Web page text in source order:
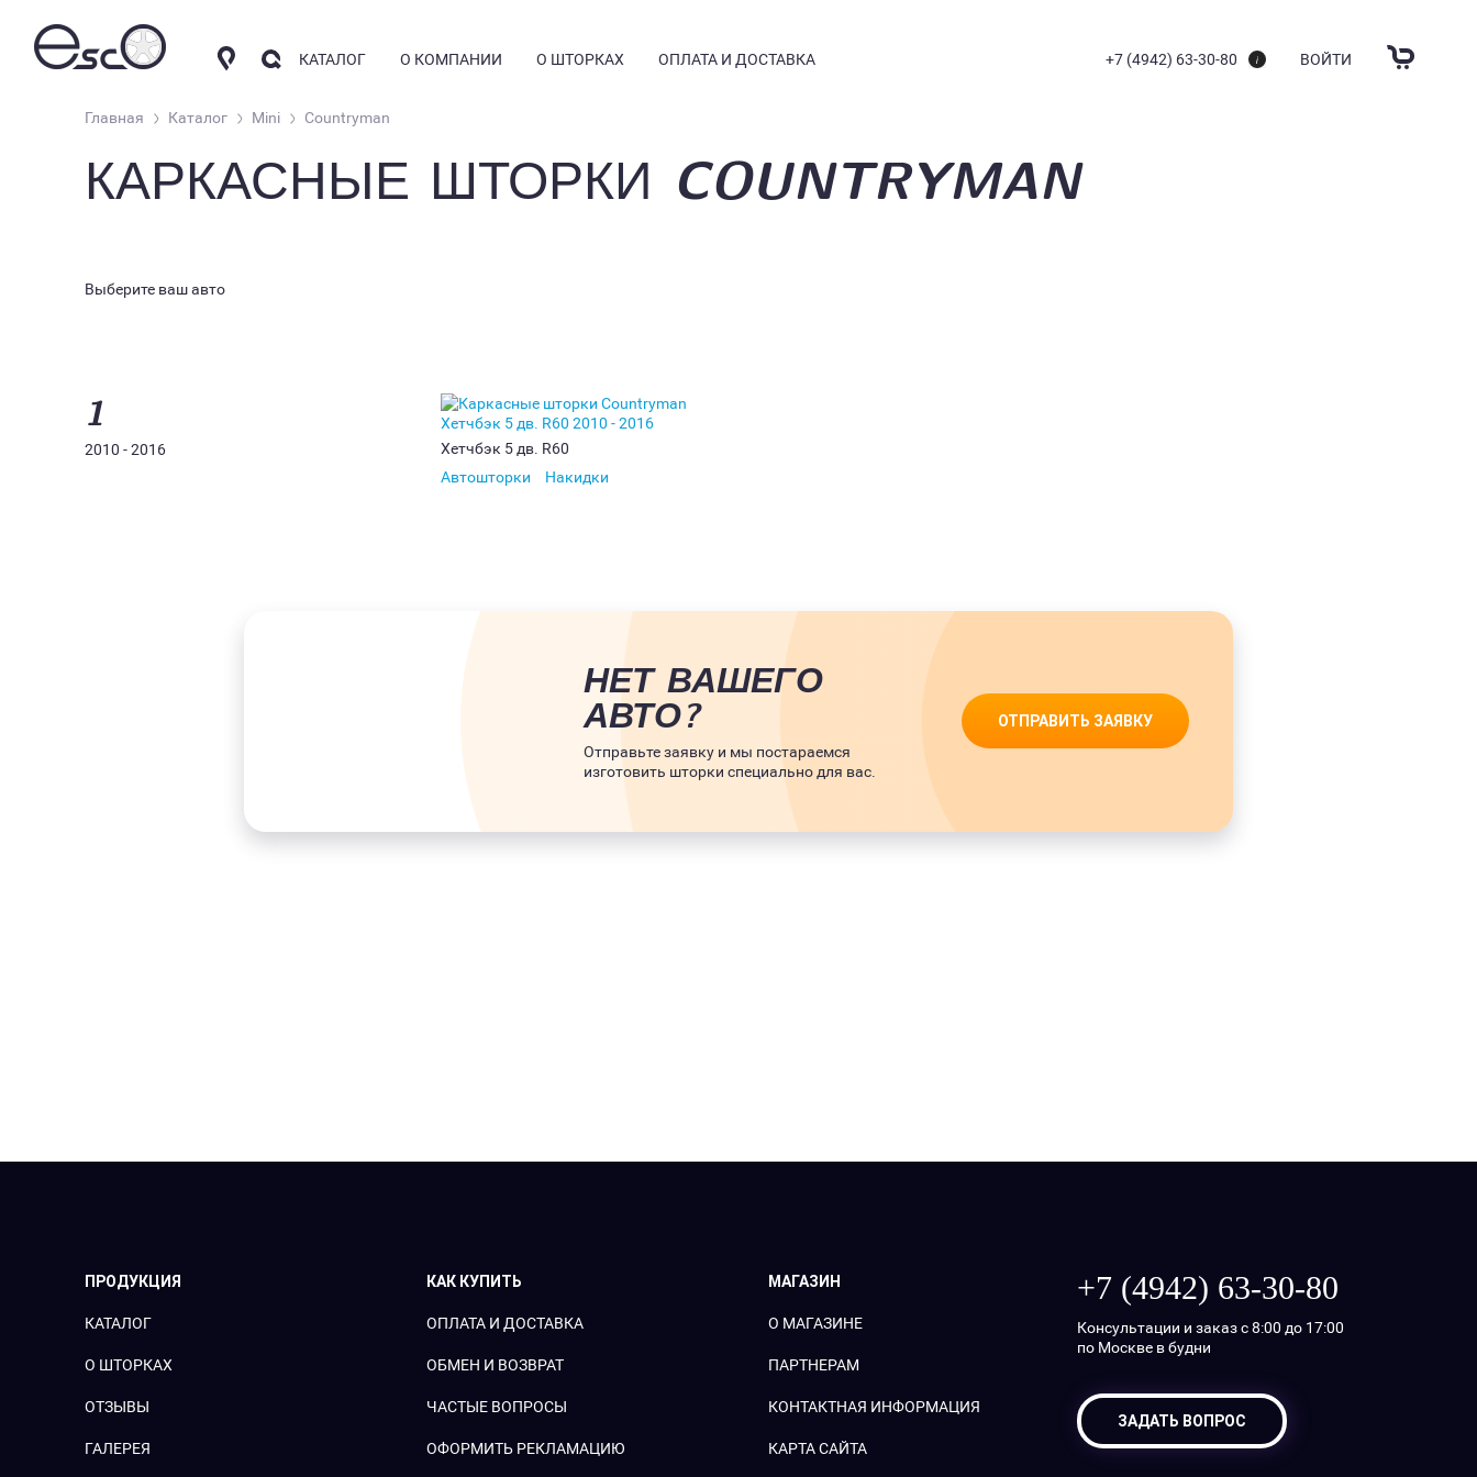
КАТАЛОГ О КОМПАНИИ О ШТОРКАХ
КОНСТРУКЦИЯ
БЛОГ
ОПЛАТА И ДОСТАВКА +7 (4942) 63-30-80 ВОЙТИ
Главная Каталог Mini Countryman
КАРКАСНЫЕ ШТОРКИ COUNTRYMAN
Выберите ваш авто
1
2010 - 2016
Хетчбэк 5 дв. R60
Автошторки
Накидки
НЕТ ВАШЕГО
АВТО?
Отправьте заявку и мы постараемся
изготовить шторки специально для вас.
ОТПРАВИТЬ ЗАЯВКУ
АВТОШТОРКИ
ПРОДУКЦИЯ
КАТАЛОГ
О ШТОРКАХ
ОТЗЫВЫ
ГАЛЕРЕЯ
КАК КУПИТЬ
ОПЛАТА И ДОСТАВКА
ОБМЕН И ВОЗВРАТ
ЧАСТЫЕ ВОПРОСЫ
ОФОРМИТЬ РЕКЛАМАЦИЮ
МАГАЗИН
О МАГАЗИНЕ
ПАРТНЕРАМ
КОНТАКТНАЯ ИНФОРМАЦИЯ
КАРТА САЙТА
+7 (4942) 63-30-80
Консультации и заказ с 8:00 до 17:00
по Москве в будни
ЗАДАТЬ ВОПРОС